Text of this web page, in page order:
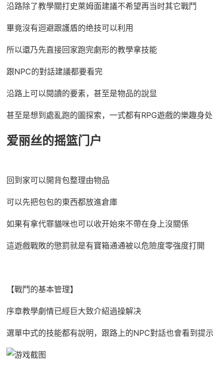
沿路除了教學關打史萊姆面建議不希望再当时其它戰鬥
畢竟沒有迴避跟護盾的绝技可以利用
所以還乃先直接回家跑完劇形的教學拿技能
跟NPC的對話建議都要看完
沿路上可以閱讀的要素，甚至是物品的說显
甚至是想到處亂跑的圖探索，一式都有RPG遊戲的樂趣身处
爱丽丝的摇篮门户
回到家可以開背包整理由物品
可以先把包包的東西都放進倉庫
如果有拿代罪貓咪也可以收开始來不帶在身上沒關係
這遊戲戰敗的懲罰就是有寶箱通通被以危險度零強度打開
【戰鬥的基本管理】
序章教學劇情已經巨大致介紹過操解决
選單中式的技能都有說明，跟路上的NPC對話也會看到提示